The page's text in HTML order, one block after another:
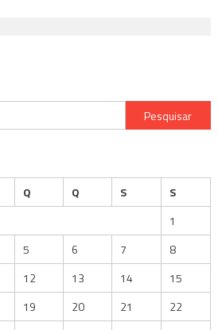
Pesquisar
por:
Q Q S
S
1
5 6 7
8
12 13 14
15
19 20 21
22